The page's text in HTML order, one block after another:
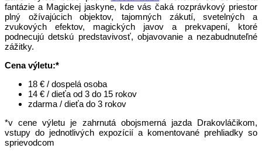
fantázie a Magickej jaskyne, kde vás čaká rozprávkový priestor
plný ožívajúcich objektov, tajomných zákutí, svetelných a
zvukových efektov, magických javov a prekvapení, ktoré
podnecujú detskú predstavivosť, objavovanie a nezabudnuteľné
zážitky.
Cena výletu:*
18 € / dospelá osoba
14 € / dieťa od 3 do 15 rokov
zdarma / dieťa do 3 rokov
*v cene výletu je zahrnutá obojsmerná jazda Drakovláčikom,
vstupy do jednotlivých expozícií a komentované prehliadky so
sprievodcom